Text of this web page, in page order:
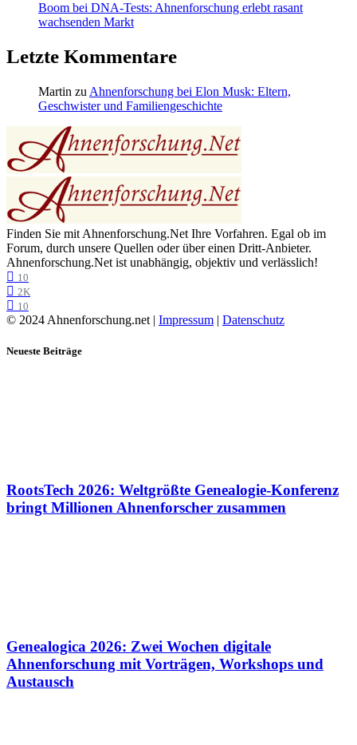
Boom bei DNA-Tests: Ahnenforschung erlebt rasant
wachsenden Markt
Letzte Kommentare
Martin zu Ahnenforschung bei Elon Musk: Eltern,
Geschwister und Familiengeschichte
Finden Sie mit Ahnenforschung.Net Ihre Vorfahren. Egal ob im
Forum, durch unsere Quellen oder über einen Dritt-Anbieter.
Ahnenforschung.Net ist unabhängig, objektiv und verlässlich!
10
2K
10
© 2024 Ahnenforschung.net | Impressum | Datenschutz
Neueste Beiträge
RootsTech 2026: Weltgrößte Genealogie-Konferenz
bringt Millionen Ahnenforscher zusammen
Genealogica 2026: Zwei Wochen digitale
Ahnenforschung mit Vorträgen, Workshops und
Austausch